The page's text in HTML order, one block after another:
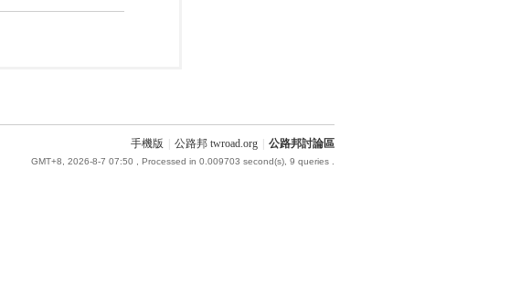
手機版 公路邦 twroad.org 公路邦討論區
GMT+8, 2026-8-7 07:50 , Processed in 0.009703 second(s), 9 queries .